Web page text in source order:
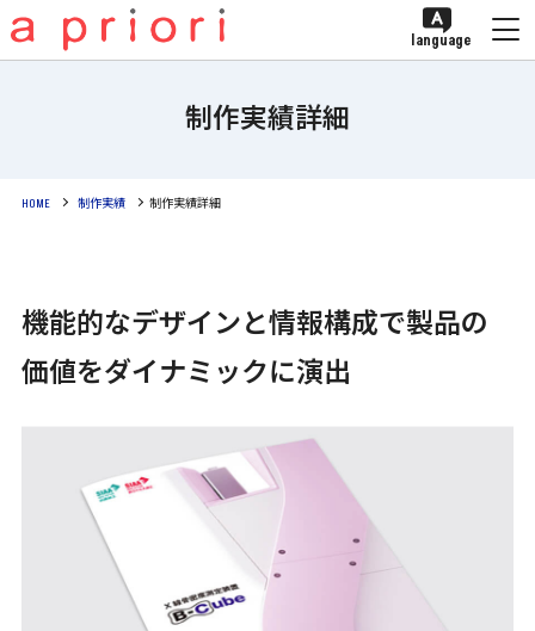
language
制作実績詳細
HOME 制作実績 制作実績詳細
機能的なデザインと情報構成で製品の
価値をダイナミックに演出